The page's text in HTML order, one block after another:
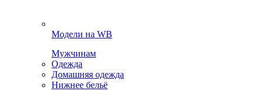
Модели на WB
Мужчинам
Одежда
Домашняя одежда
Нижнее бельё